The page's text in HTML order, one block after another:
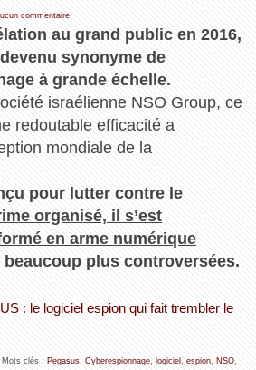
commentaire
au grand public en 2016,
synonyme de
à grande échelle.
israélienne NSO Group, ce
redoutable efficacité a
mondiale de la
pour lutter contre le
organisé, il s’est
en arme numérique
plus controversées.
: le logiciel espion qui fait trembler le
clés : Pegasus, Cyberespionnage, logiciel espion, NSO,